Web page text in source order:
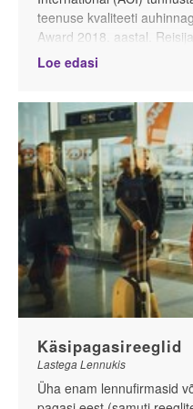
teenuse kvaliteeti
Award 2018. aastal.
kodune Tallinna lennujaam
kasutanud.
Loe edasi
Käsipagasireeglid
Lastega Lennukis
Üha enam lennufirmasid